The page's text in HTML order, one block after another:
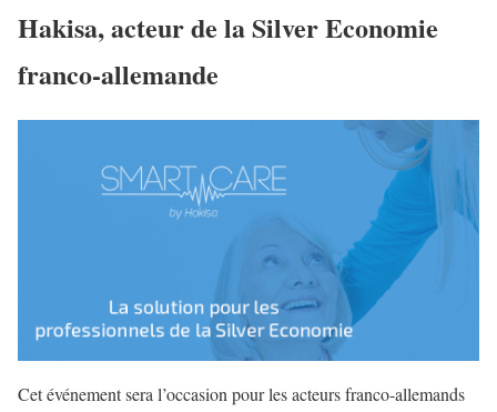
Hakisa, acteur de la Silver Economie
franco-allemande
Cet événement sera l’occasion pour les acteurs franco-allemands